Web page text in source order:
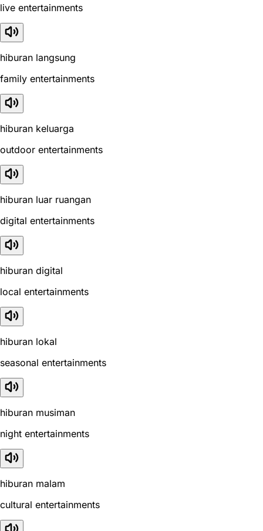
live entertainments
hiburan langsung
family entertainments
hiburan keluarga
outdoor entertainments
hiburan luar ruangan
digital entertainments
hiburan digital
local entertainments
hiburan lokal
seasonal entertainments
hiburan musiman
night entertainments
hiburan malam
cultural entertainments